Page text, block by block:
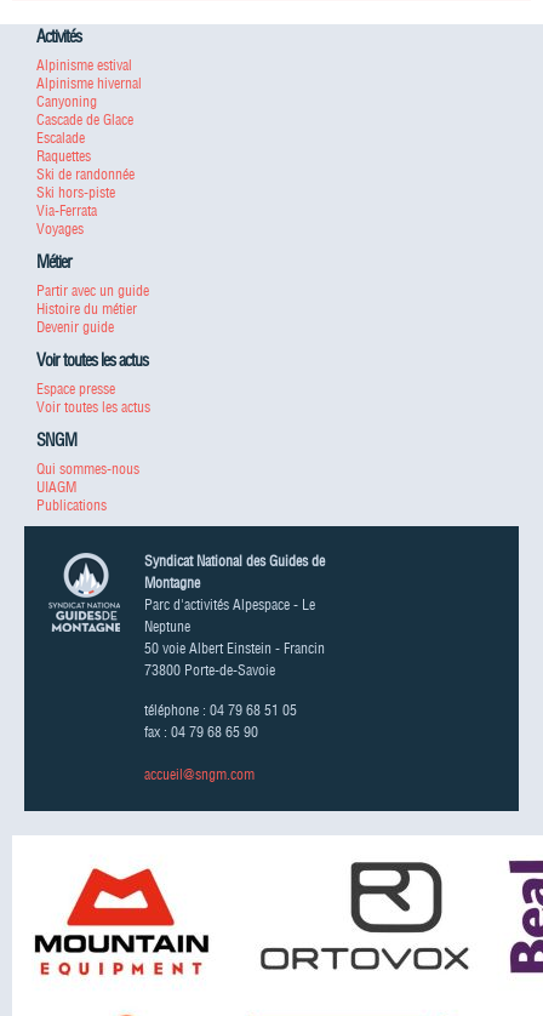
Activités
Alpinisme estival
Alpinisme hivernal
Canyoning
Cascade de Glace
Escalade
Raquettes
Ski de randonnée
Ski hors-piste
Via-Ferrata
Voyages
Métier
Partir avec un guide
Histoire du métier
Devenir guide
Voir toutes les actus
Espace presse
Voir toutes les actus
SNGM
Qui sommes-nous
UIAGM
Publications
Syndicat National des Guides de
Montagne
Parc d'activités Alpespace - Le
Neptune
50 voie Albert Einstein - Francin
73800 Porte-de-Savoie
téléphone : 04 79 68 51 05
fax : 04 79 68 65 90
accueil@sngm.com